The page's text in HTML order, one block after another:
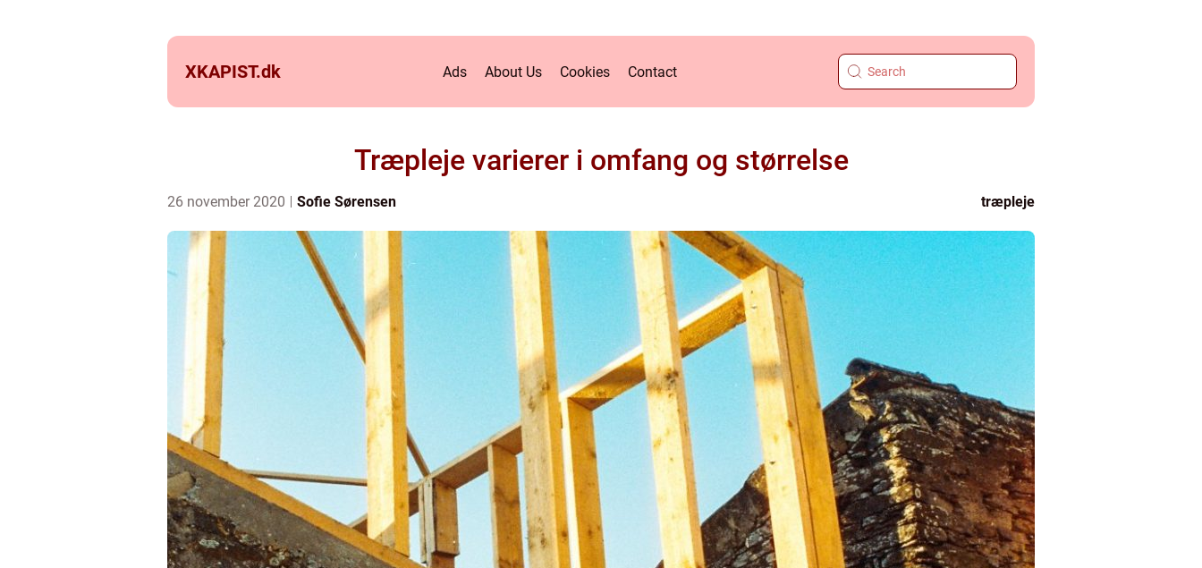
XKAPIST.dk Ads About Us Cookies Contact
Træpleje varierer i omfang og størrelse
26 november 2020 Sofie Sørensen træpleje